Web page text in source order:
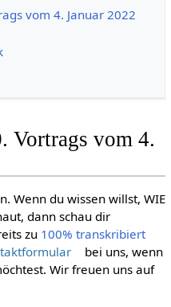
vom 4. Januar 2022
Vortrags vom 4.
Wenn du wissen willst, WIE
dann schau dir
zu 100% transkribiert
bei uns, wenn
Wir freuen uns auf